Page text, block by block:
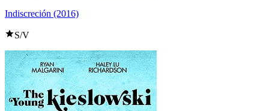
Indiscreción (2016)
S/V